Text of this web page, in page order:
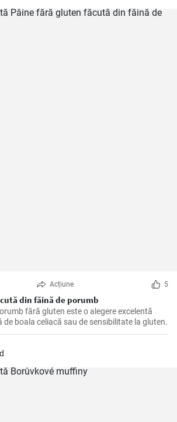
Acțiune 5
din făină de porumb
fără gluten este o alegere excelentă
de boala celiacă sau de sensibilitate la gluten.